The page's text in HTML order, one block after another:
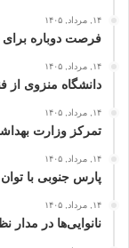
۱۴, مرداد, ۱۴۰۵
فرصت دوباره برای
۱۴, مرداد, ۱۴۰۵
دانشگاه منزوی از
۱۴, مرداد, ۱۴۰۵
تمرکز وزارت
۱۴, مرداد, ۱۴۰۵
پارس جنوبی با
۱۴, مرداد, ۱۴۰۵
نانوایی‌ها در مدار